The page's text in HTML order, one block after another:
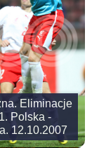
Eliminacje
Polska -
12.10.2007